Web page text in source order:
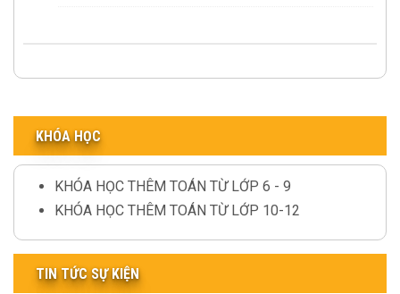
KHÓA HỌC
KHÓA HỌC THÊM TOÁN TỪ LỚP 6 - 9
KHÓA HỌC THÊM TOÁN TỪ LỚP 10-12
TIN TỨC SỰ KIỆN